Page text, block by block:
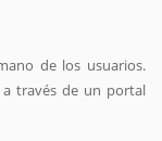
de los usuarios.
través de un portal